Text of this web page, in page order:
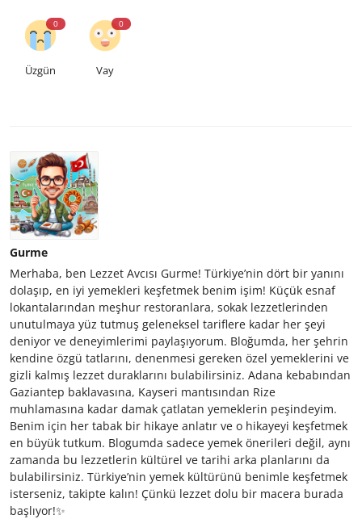
0
Üzgün
0
Vay
Gurme
Merhaba, ben Lezzet Avcısı Gurme! Türkiye’nin dört bir yanını
dolaşıp, en iyi yemekleri keşfetmek benim işim! Küçük esnaf
lokantalarından meşhur restoranlara, sokak lezzetlerinden
unutulmaya yüz tutmuş geleneksel tariflere kadar her şeyi
deniyor ve deneyimlerimi paylaşıyorum. Bloğumda, her şehrin
kendine özgü tatlarını, denenmesi gereken özel yemeklerini ve
gizli kalmış lezzet duraklarını bulabilirsiniz. Adana kebabından
Gaziantep baklavasına, Kayseri mantısından Rize
muhlamasına kadar damak çatlatan yemeklerin peşindeyim.
Benim için her tabak bir hikaye anlatır ve o hikayeyi keşfetmek
en büyük tutkum. Blogumda sadece yemek önerileri değil, aynı
zamanda bu lezzetlerin kültürel ve tarihi arka planlarını da
bulabilirsiniz. Türkiye’nin yemek kültürünü benimle keşfetmek
isterseniz, takipte kalın! Çünkü lezzet dolu bir macera burada
başlıyor!✨